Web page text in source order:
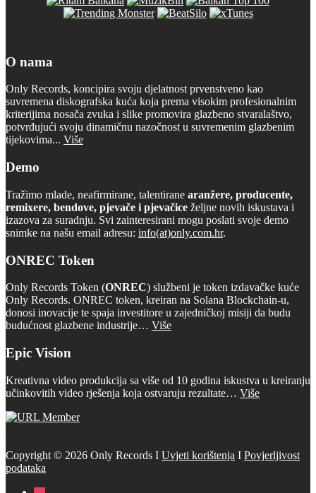
O nama
Only Records, koncipira svoju djelatnost prvenstveno kao
suvremena diskografska kuća koja prema visokim profesionalnim
kriterijima nosača zvuka i slike promovira glazbeno stvaralaštvo,
potvrđujući svoju dinamičnu nazočnost u suvremenim glazbenim
tijekovima... Više
Demo
Tražimo mlade, neafirmirane, talentirane aranžere, producente,
remixere, bendove, pjevače i pjevačice željne novih iskustava i
izazova za suradnju. Svi zainteresirani mogu poslati svoje demo
snimke na našu email adresu: info(at)only.com.hr.
ONREC Token
Only Records Token (ONREC) službeni je token izdavačke kuće
Only Records. ONREC token, kreiran na Solana Blockchain-u,
donosi inovacije te spaja investitore u zajedničkoj misiji da budu
budućnost glazbene industrije… Više
Epic Vision
Kreativna video produkcija sa više od 10 godina iskustva u kreiranju
učinkovitih video rješenja koja ostvaruju rezultate… Više
Copyright © 2026 Only Records I Uvjeti korištenja I Povjerljivost
podataka